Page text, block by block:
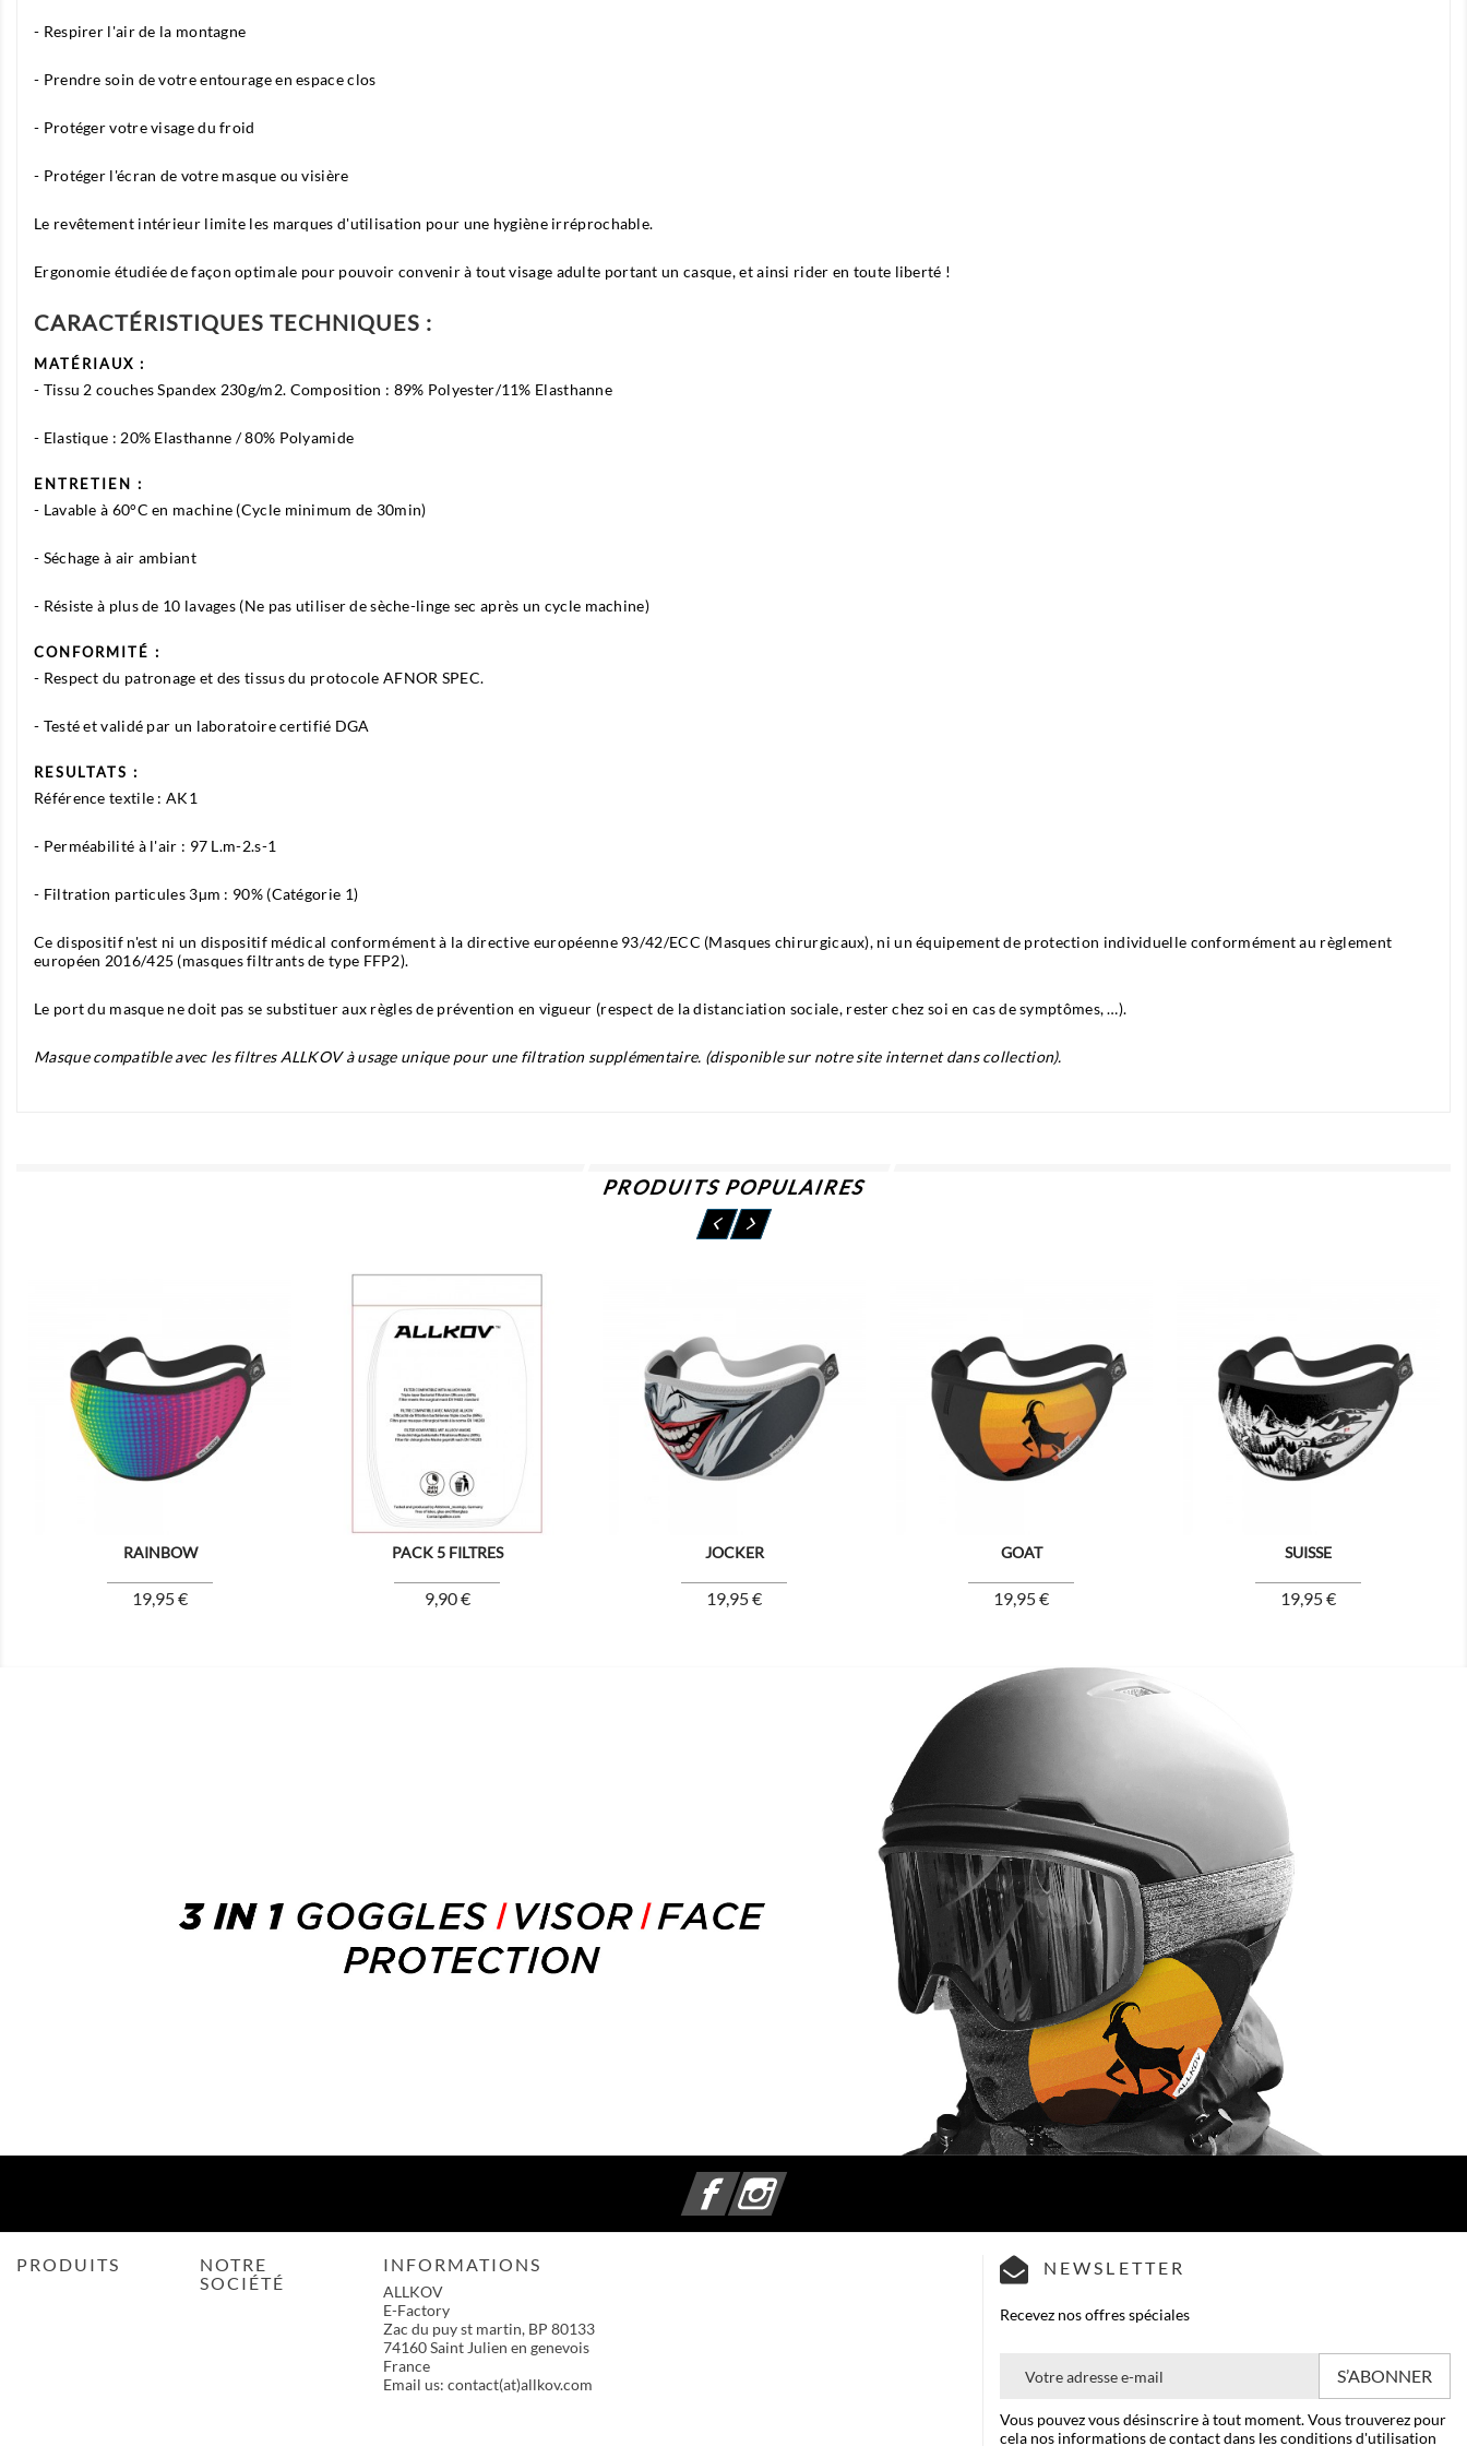
- Respirer l'air de la montagne
- Prendre soin de votre entourage en espace clos
- Protéger votre visage du froid
- Protéger l'écran de votre masque ou visière
Le revêtement intérieur limite les marques d'utilisation pour une hygiène irréprochable.
Ergonomie étudiée de façon optimale pour pouvoir convenir à tout visage adulte portant un casque, et ainsi rider en toute liberté !
CARACTÉRISTIQUES TECHNIQUES :
MATÉRIAUX :
- Tissu 2 couches Spandex 230g/m2. Composition : 89% Polyester/11% Elasthanne
- Elastique : 20% Elasthanne / 80% Polyamide
ENTRETIEN :
- Lavable à 60°C en machine (Cycle minimum de 30min)
- Séchage à air ambiant
- Résiste à plus de 10 lavages (Ne pas utiliser de sèche-linge sec après un cycle machine)
CONFORMITÉ :
- Respect du patronage et des tissus du protocole AFNOR SPEC.
- Testé et validé par un laboratoire certifié DGA
RESULTATS :
Référence textile : AK1
- Perméabilité à l'air : 97 L.m-2.s-1
- Filtration particules 3µm : 90% (Catégorie 1)
Ce dispositif n'est ni un dispositif médical conformément à la directive européenne 93/42/ECC (Masques chirurgicaux), ni un équipement de protection individuelle conformément au règlement
européen 2016/425 (masques filtrants de type FFP2).
Le port du masque ne doit pas se substituer aux règles de prévention en vigueur (respect de la distanciation sociale, rester chez soi en cas de symptômes, …).
Masque compatible avec les filtres ALLKOV à usage unique pour une filtration supplémentaire. (disponible sur notre site internet dans collection).
PRODUITS POPULAIRES
RAINBOW
Prix
19,95 €

PACK 5 FILTRES
Prix
9,90 €

JOCKER
Prix
19,95 €

GOAT
Prix
19,95 €

SUISSE
Prix
19,95 €

FacebookInstagram
PRODUITS
NOTRE
SOCIÉTÉ
INFORMATIONS
ALLKOV
E-Factory
Zac du puy st martin, BP 80133
74160 Saint Julien en genevois
France
Email us: contact(at)allkov.com
NEWSLETTER
Recevez nos offres spéciales
Vous pouvez vous désinscrire à tout moment. Vous trouverez pour
cela nos informations de contact dans les conditions d'utilisation